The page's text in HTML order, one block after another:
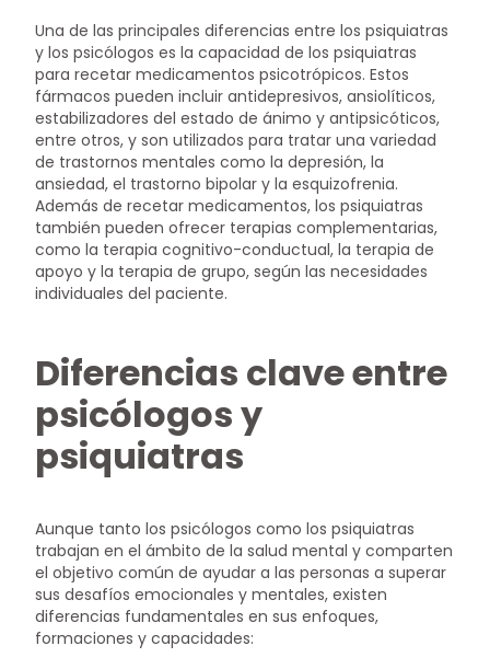
Una de las principales diferencias entre los psiquiatras
y los psicólogos es la capacidad de los psiquiatras
para recetar medicamentos psicotrópicos. Estos
fármacos pueden incluir antidepresivos, ansiolíticos,
estabilizadores del estado de ánimo y antipsicóticos,
entre otros, y son utilizados para tratar una variedad
de trastornos mentales como la depresión, la
ansiedad, el trastorno bipolar y la esquizofrenia.
Además de recetar medicamentos, los psiquiatras
también pueden ofrecer terapias complementarias,
como la terapia cognitivo-conductual, la terapia de
apoyo y la terapia de grupo, según las necesidades
individuales del paciente.
Diferencias clave entre
psicólogos y
psiquiatras
Aunque tanto los psicólogos como los psiquiatras
trabajan en el ámbito de la salud mental y comparten
el objetivo común de ayudar a las personas a superar
sus desafíos emocionales y mentales, existen
diferencias fundamentales en sus enfoques,
formaciones y capacidades: